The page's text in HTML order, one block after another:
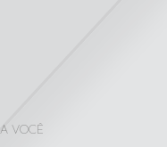
VOCÊ